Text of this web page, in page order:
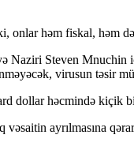
həm fiskal, həm
Steven Mnuchin
virusun təsir
dollar həcmində kiçik
ayrılmasına